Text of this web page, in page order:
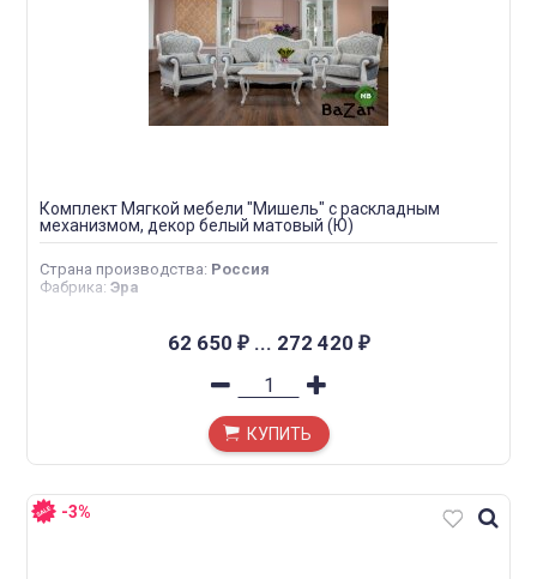
Комплект Мягкой мебели "Мишель" с раскладным
механизмом, декор белый матовый (Ю)
Страна производства: Россия
Фабрика: Эра
62 650 ₽... 272 420 ₽
КУПИТЬ
-3%